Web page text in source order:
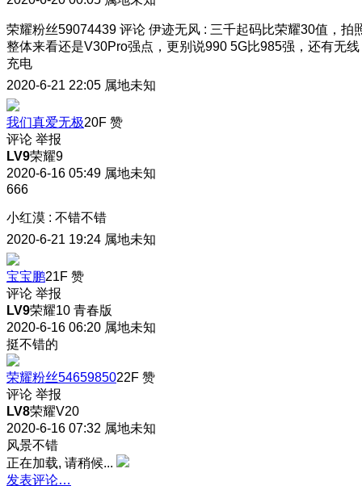
荣耀粉丝59074439 评论 伊迹无风 : 三千起码比荣耀30值，拍
整体来看还是V30Pro强点，更别说990 5G比985强，还有无线
充电
2020-6-21 22:05 属地未知
我们真爱无极20F 赞
评论 举报
LV9荣耀9
2020-6-16 05:49 属地未知
666
小红漠 : 不错不错
2020-6-21 19:24 属地未知
宝宝鹏21F 赞
评论 举报
LV9荣耀10 青春版
2020-6-16 06:20 属地未知
挺不错的
荣耀粉丝5465985022F 赞
评论 举报
LV8荣耀V20
2020-6-16 07:32 属地未知
风景不错
正在加载, 请稍候...
发表评论…